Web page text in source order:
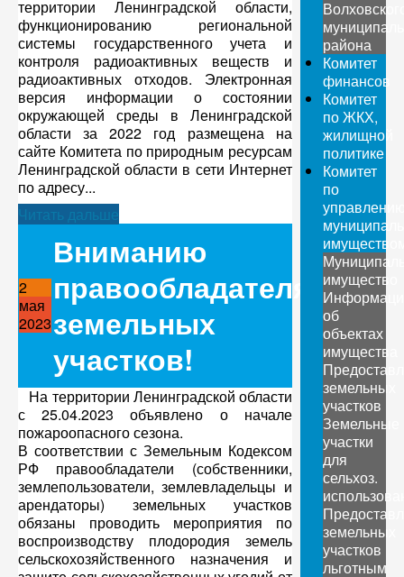
территории Ленинградской области,
функционированию региональной
системы государственного учета и
контроля радиоактивных веществ и
радиоактивных отходов. Электронная
версия информации о состоянии
окружающей среды в Ленинградской
области за 2022 год размещена на
сайте Комитета по природным ресурсам
Ленинградской области в сети Интернет
по адресу...
Читать дальше
2
мая
2023
Вниманию
правообладателям
земельных
участков!
На территории Ленинградской области
с 25.04.2023 объявлено о начале
пожароопасного сезона.
В соответствии с Земельным Кодексом
РФ правообладатели (собственники,
землепользователи, землевладельцы и
арендаторы) земельных участков
обязаны проводить мероприятия по
воспроизводству плодородия земель
сельскохозяйственного назначения и
района
Комитет
финансов
Комитет
по ЖКХ,
жилищной
политике
Комитет
по
имущество
об
объектах
имущества
земельных
участков
Земельные
участки
для
сельхоз.
земельных
участков
льготным